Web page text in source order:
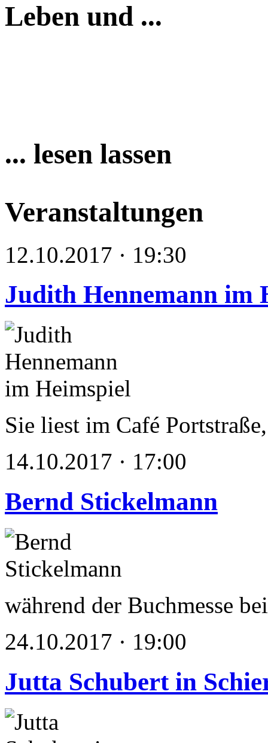
Leben und ...
... lesen lassen
Veranstaltungen
12.10.2017 · 19:30
Judith Hennemann im
Sie liest im Café
14.10.2017 · 17:00
Bernd Stickelmann
während der Buchmesse
24.10.2017 · 19:00
Jutta Schubert in